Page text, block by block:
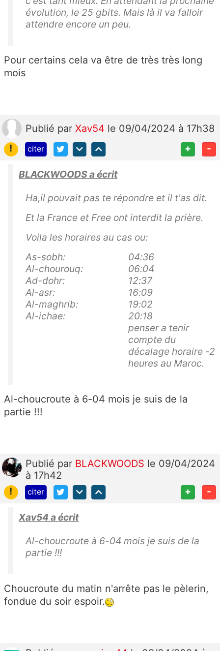
évolution, le 25 gbits. Mais là il va falloir
attendre encore un peu.
Pour certains cela va être de très très long
mois
Publié par Xav54 le 09/04/2024 à 17h38
!
citer + -
BLACKWOODS a écrit
Ha,il pouvait pas te répondre et il t'as dit.
Et la France et Free ont interdit la prière.
Voila les horaires au cas ou:
As-sobh:
04:36
Al-chourouq:
06:04
Ad-dohr:
12:37
Al-asr:
16:09
Al-maghrib:
19:02
Al-ichae:
20:18
penser a tenir
compte du
décalage horaire -2
heures au Maroc.
Al-choucroute à 6-04 mois je suis de la
partie !!!
Publié par BLACKWOODS le 09/04/2024
à 17h42
!
citer + -
Xav54 a écrit
Al-choucroute à 6-04 mois je suis de la
partie !!!
Choucroute du matin n'arrête pas le pèlerin,
fondue du soir espoir.